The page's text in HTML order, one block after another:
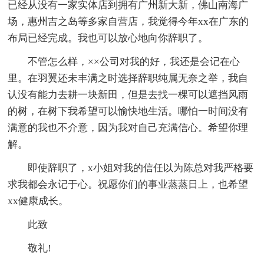
已经从没有一家实体店到拥有广州新大新，佛山南海广
场，惠州吉之岛等多家自营店，我觉得今年xx在广东的
布局已经完成。我也可以放心地向你辞职了。
不管怎么样，××公司对我的好，我还是会记在心
里。在羽翼还未丰满之时选择辞职纯属无奈之举，我自
认没有能力去耕一块新田，但是去找一棵可以遮挡风雨
的树，在树下我希望可以愉快地生活。哪怕一时间没有
满意的我也不介意，因为我对自己充满信心。希望你理
解。
即使辞职了，x小姐对我的信任以为陈总对我严格要
求我都会永记于心。祝愿你们的事业蒸蒸日上，也希望
xx健康成长。
此致
敬礼!